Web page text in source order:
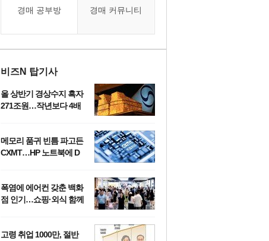
경매 공부방 경매 커뮤니티
비즈N 탑기사
올 상반기 경상수지 흑자
271조원…작년보다 4배
메모리 품귀 빈틈 파고든
CXMT…HP 노트북에 D
폭염에 에어컨 갖춘 백화
점 인기…쇼핑·외식 함께
고령 취업 1000만, 절반